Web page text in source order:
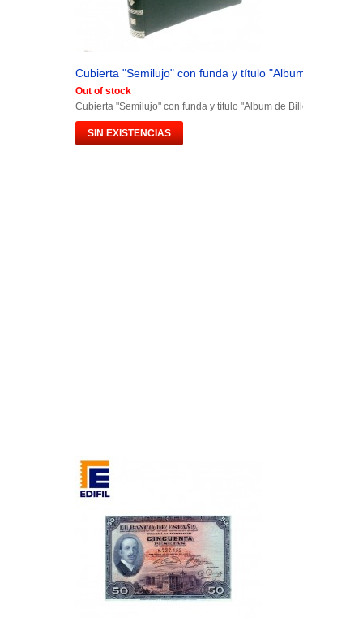
Cubierta "Semilujo" con funda y título "Album de
Out of stock
Cubierta "Semilujo" con funda y título "Album de Billetes España"
SIN EXISTENCIAS